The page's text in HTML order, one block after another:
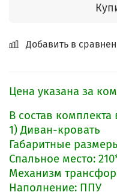
Добавить в
Цена указана за
В состав комплекта
1) Диван-кровать
Габаритные
Спальное место:
Механизм
Наполнение: ППУ